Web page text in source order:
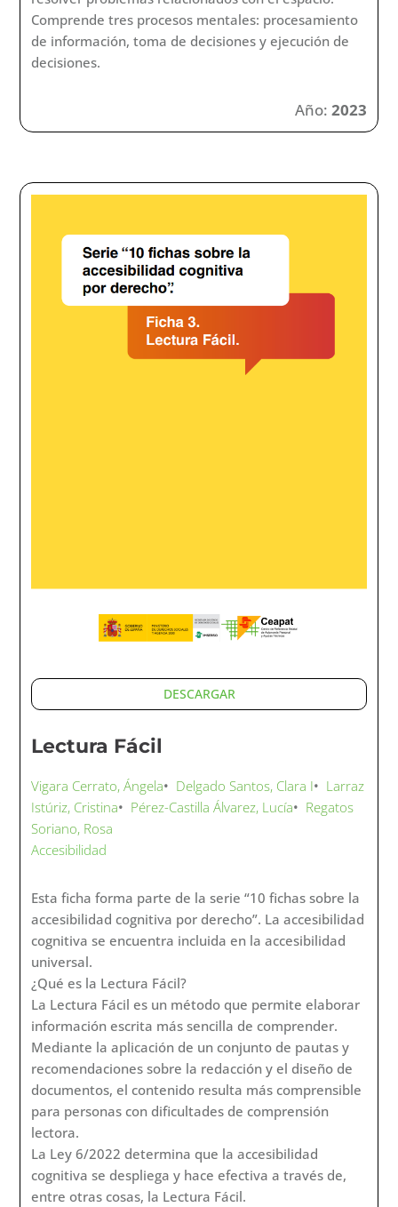
Comprende tres procesos mentales: procesamiento
de información, toma de decisiones y ejecución de
decisiones.
Año: 2023
DESCARGAR
Lectura Fácil
Vigara Cerrato, Ángela• Delgado Santos, Clara I• Larraz
Istúriz, Cristina• Pérez-Castilla Álvarez, Lucía• Regatos
Soriano, Rosa
Accesibilidad
Esta ficha forma parte de la serie “10 fichas sobre la
accesibilidad cognitiva por derecho”. La accesibilidad
cognitiva se encuentra incluida en la accesibilidad
universal.
¿Qué es la Lectura Fácil?
La Lectura Fácil es un método que permite elaborar
información escrita más sencilla de comprender.
Mediante la aplicación de un conjunto de pautas y
recomendaciones sobre la redacción y el diseño de
documentos, el contenido resulta más comprensible
para personas con dificultades de comprensión
lectora.
La Ley 6/2022 determina que la accesibilidad
cognitiva se despliega y hace efectiva a través de,
entre otras cosas, la Lectura Fácil.